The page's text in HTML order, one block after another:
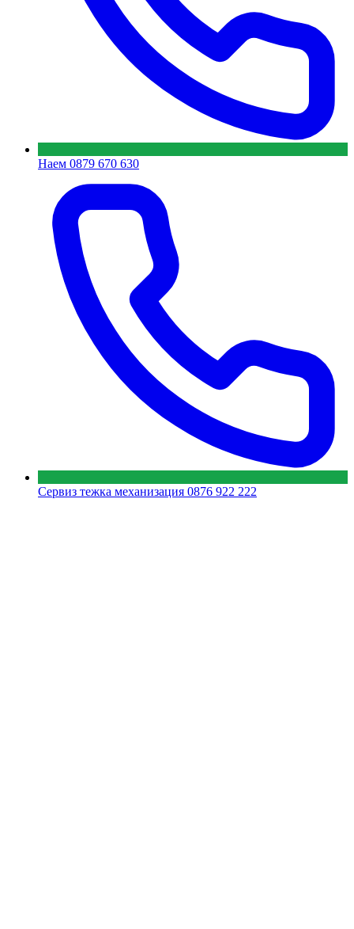
Наем 0879 670 630
Сервиз тежка механизация 0876 922 222